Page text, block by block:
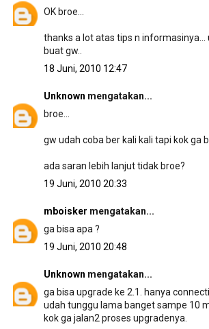
OK broe...
thanks a lot atas tips n
buat gw..
18 Juni, 2010 12:47
Unknown mengatakan...
broe...
gw udah coba ber kali kali tapi kok ga
ada saran lebih lanjut tidak broe?
19 Juni, 2010 20:33
mboisker mengatakan...
ga bisa apa ?
19 Juni, 2010 20:48
Unknown mengatakan...
ga bisa upgrade ke 2.1. hanya
udah tunggu lama banget sampe 10
kok ga jalan2 proses upgradenya.